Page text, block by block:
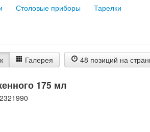
Столовые приборы Тарелки
Галерея 48 позиций на
175 мл